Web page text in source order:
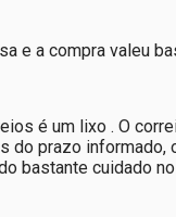
e a compra valeu
é um lixo . O
do prazo
bastante cuidado